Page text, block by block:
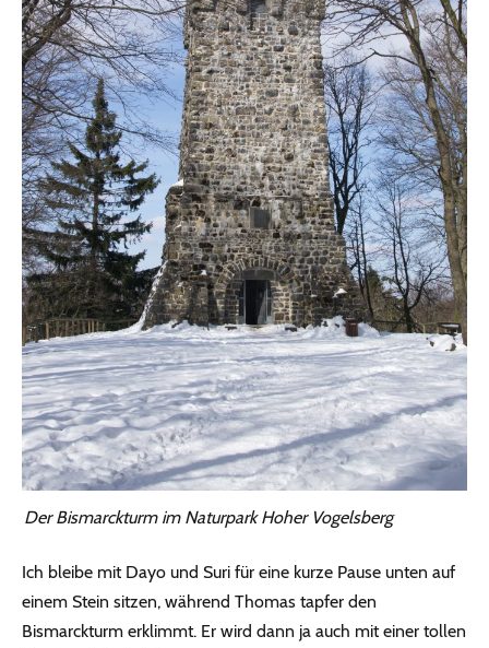
Der Bismarckturm im Naturpark Hoher Vogelsberg
Ich bleibe mit Dayo und Suri für eine kurze Pause unten auf
einem Stein sitzen, während Thomas tapfer den
Bismarckturm erklimmt. Er wird dann ja auch mit einer tollen